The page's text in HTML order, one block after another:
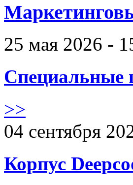
25 мая 2026 -
Специальные
>>
04 сентября
Корпус